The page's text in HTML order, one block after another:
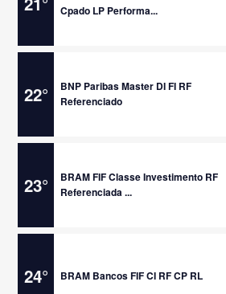
Cpado LP Performa...
22°
BNP Paribas Master DI FI RF
Referenciado
23°
BRAM FIF Classe Investimento RF
Referenciada ...
24° BRAM Bancos FIF CI RF CP RL